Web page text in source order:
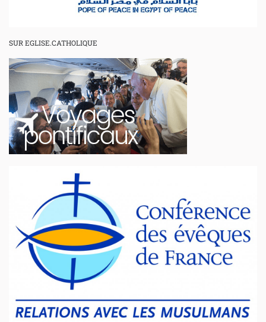
SUR EGLISE.CATHOLIQUE